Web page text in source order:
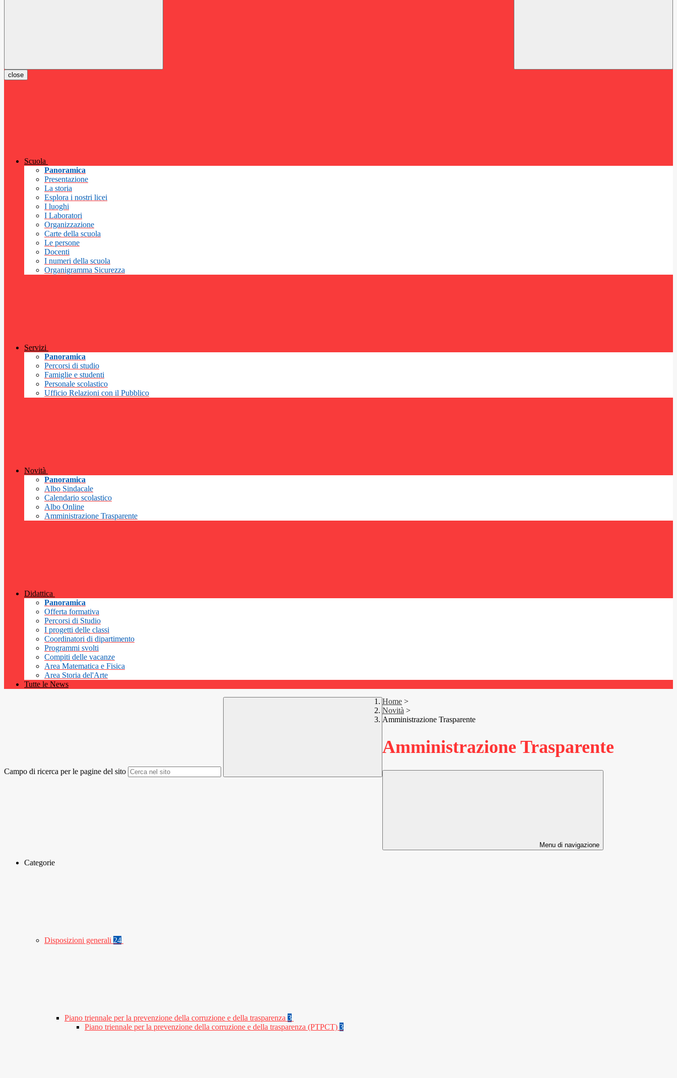
close
Scuola
Panoramica
Presentazione
La storia
Esplora i nostri licei
I luoghi
I Laboratori
Organizzazione
Carte della scuola
Le persone
Docenti
I numeri della scuola
Organigramma Sicurezza
Servizi
Panoramica
Percorsi di studio
Famiglie e studenti
Personale scolastico
Ufficio Relazioni con il Pubblico
Novità
Panoramica
Albo Sindacale
Calendario scolastico
Albo Online
Amministrazione Trasparente
Didattica
Panoramica
Offerta formativa
Percorsi di Studio
I progetti delle classi
Coordinatori di dipartimento
Programmi svolti
Compiti delle vacanze
Area Matematica e Fisica
Area Storia del'Arte
Tutte le News
Campo di ricerca per le pagine del sito
Home >
Novità >
Amministrazione Trasparente
Amministrazione Trasparente
Menu di navigazione
Categorie
Disposizioni generali 24
Piano triennale per la prevenzione della corruzione e della trasparenza 3
Piano triennale per la prevenzione della corruzione e della trasparenza (PTPCT) 3